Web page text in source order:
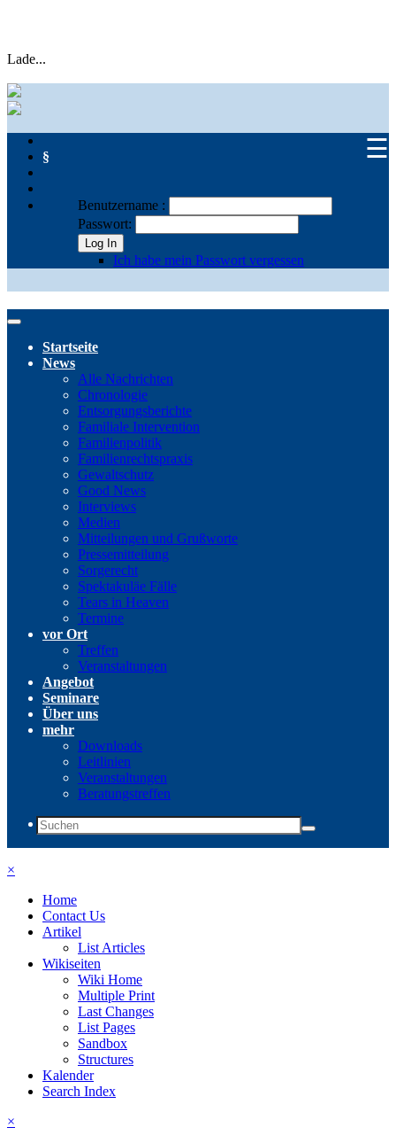
Lade...
☰
§
Benutzername :
Passwort:
Log In
Ich habe mein Passwort vergessen
Startseite
News
Alle Nachrichten
Chronologie
Entsorgungsberichte
Familiale Intervention
Familienpolitik
Familienrechtspraxis
Gewaltschutz
Good News
Interviews
Medien
Mitteilungen und Grußworte
Pressemitteilung
Sorgerecht
Spektakuläe Fälle
Tears in Heaven
Termine
vor Ort
Treffen
Veranstaltungen
Angebot
Seminare
Über uns
mehr
Downloads
Leitlinien
Veranstaltungen
Beratungstreffen
×
Home
Contact Us
Artikel
List Articles
Wikiseiten
Wiki Home
Multiple Print
Last Changes
List Pages
Sandbox
Structures
Kalender
Search Index
×